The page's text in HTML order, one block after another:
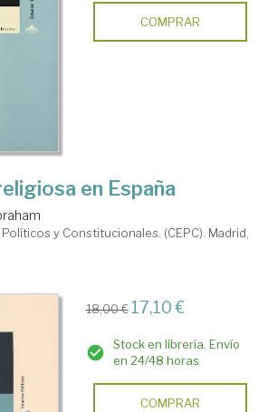
COMPRAR
en España
y Constitucionales. (CEPC). Madrid,
18,00 € 17,10 €
Stock en librería. Envío
en 24/48 horas
COMPRAR